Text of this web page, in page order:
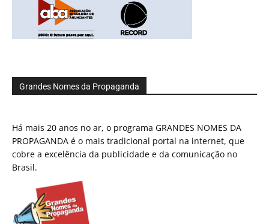
Grandes Nomes da Propaganda
Há mais 20 anos no ar, o programa GRANDES NOMES DA
PROPAGANDA é o mais tradicional portal na internet, que
cobre a excelência da publicidade e da comunicação no
Brasil.